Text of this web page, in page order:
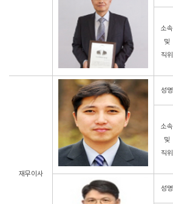
소속
및
직위
재무이사
성명
소속
및
직위
성명